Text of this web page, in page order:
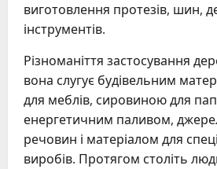
виготовлення протезів, шин,
інструментів.
Різноманіття застосування
вона слугує будівельним
для меблів, сировиною для
енергетичним паливом,
речовин і матеріалом для
виробів. Протягом століть